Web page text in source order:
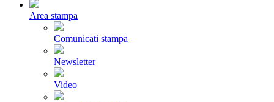
Area stampa
Comunicati stampa
Newsletter
Video